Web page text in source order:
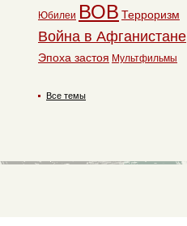
Юбилеи ВОВ Терроризм
Война в Афганистане
Эпоха застоя Мультфильмы
Все темы